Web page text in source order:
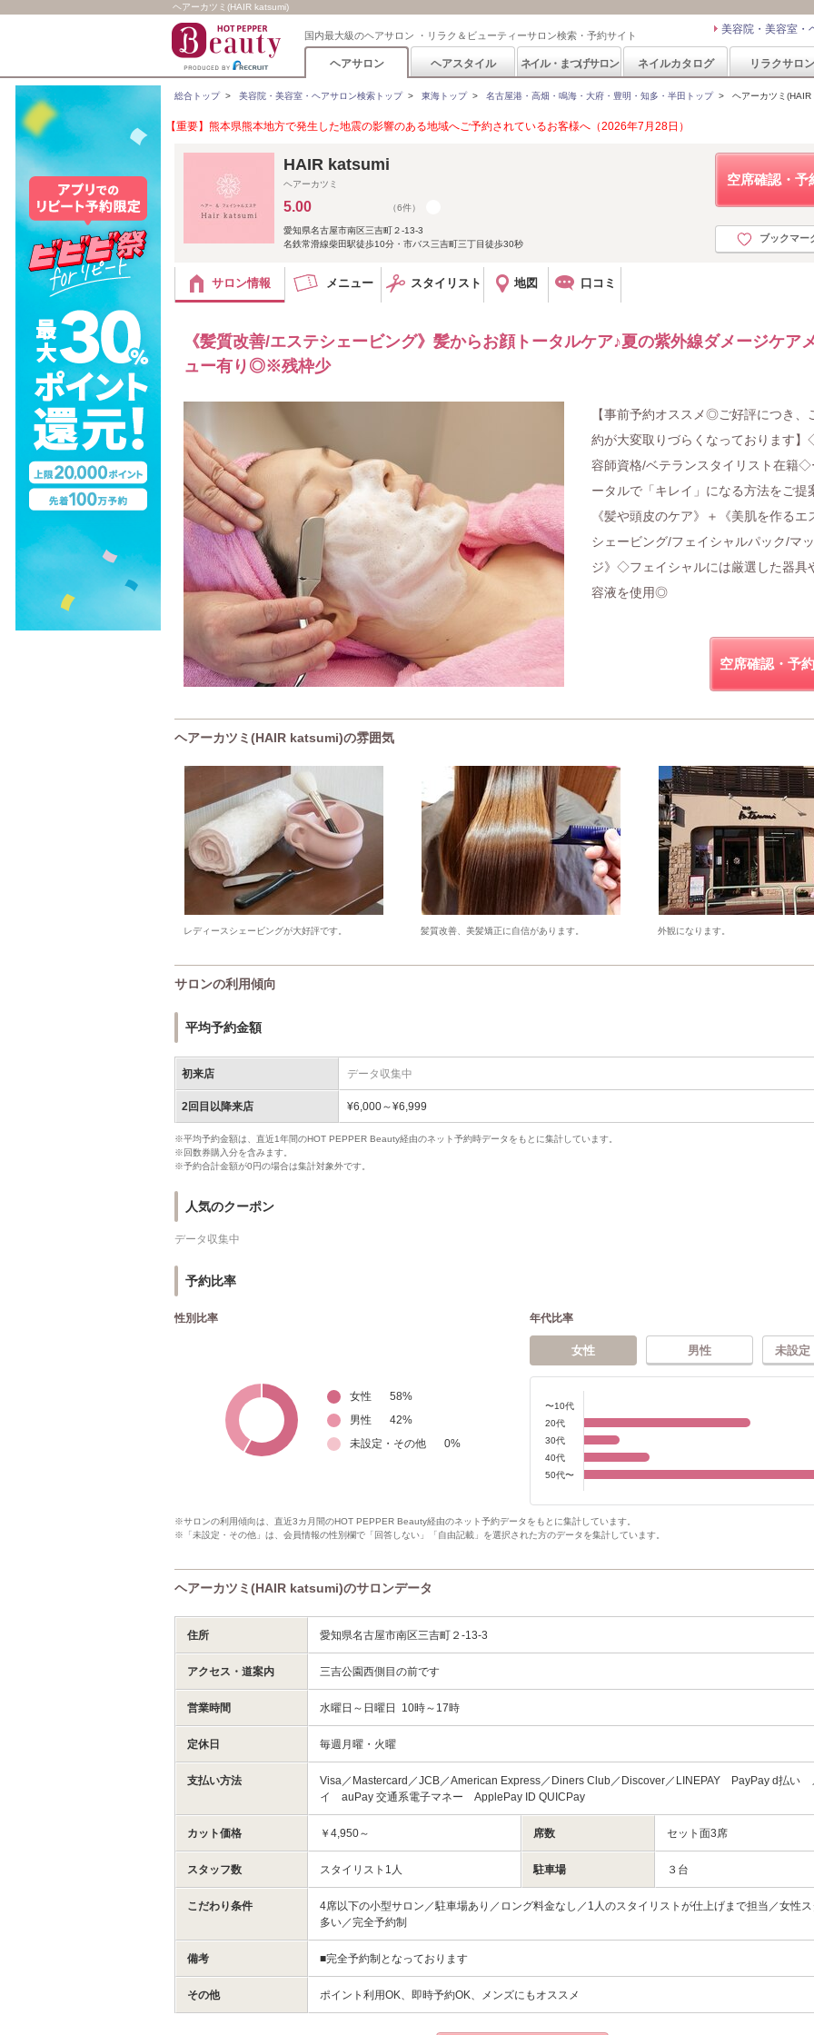
ヘアーカツミ(HAIR katsumi)
国内最大級のヘアサロン ・リラク＆ビューティーサロン検索・予約サイト 美容院・美容室・
ヘアサロン ヘアスタイル ネイル・まつげサロン ネイルカタログ リラクサロン
総合トップ> 美容院・美容室・ヘアサロン検索トップ> 東海トップ> 名古屋港・高畑・鳴海・大府・豊明・知多・半田トップ> ヘアーカツミ(HAIR
【重要】熊本県熊本地方で発生した地震の影響のある地域へご予約されているお客様へ（2026年7月28日）
空席確認・予
ブックマー
HAIR katsumi
ヘアーカツミ
5.00 （6件）
愛知県名古屋市南区三吉町２-13-3
名鉄常滑線柴田駅徒歩10分・市バス三吉町三丁目徒歩30秒
サロン情報 メニュー スタイリスト 地図 口コミ
《髪質改善/エステシェービング》髪からお顔トータルケア♪夏の紫外線ダメージケア
ュー有り◎※残枠少
【事前予約オススメ◎ご好評につき、
約が大変取りづらくなっております
容師資格/ベテランスタイリスト在籍◇
ータルで「キレイ」になる方法をご提
《髪や頭皮のケア》＋《美肌を作るエ
シェービング/フェイシャルパック/マ
ジ》◇フェイシャルには厳選した器具
容液を使用◎
空席確認・予
ヘアーカツミ(HAIR katsumi)の雰囲気
レディースシェービングが大好評です。 髪質改善、美髪矯正に自信があります。 外観になります。
サロンの利用傾向
平均予約金額
初来店 データ収集中
2回目以降来店 ¥6,000～¥6,999
※平均予約金額は、直近1年間のHOT PEPPER Beauty経由のネット予約時データをもとに集計しています。
※回数券購入分を含みます。
※予約合計金額が0円の場合は集計対象外です。
人気のクーポン
データ収集中
予約比率
性別比率
女性 58%
男性
42%
未設定・その他
0%
年代比率
女性 男性 未設定
〜10代
20代
30代
40代
50代〜
※サロンの利用傾向は、直近3カ月間のHOT PEPPER Beauty経由のネット予約データをもとに集計しています。
※「未設定・その他」は、会員情報の性別欄で「回答しない」「自由記載」を選択された方のデータを集計しています。
ヘアーカツミ(HAIR katsumi)のサロンデータ
住所 愛知県名古屋市南区三吉町２-13-3
アクセス・道案内 三吉公園西側目の前です
営業時間 水曜日～日曜日 10時～17時
定休日 毎週月曜・火曜
支払い方法
Visa／Mastercard／JCB／American Express／Diners Club／Discover／LINEPAY PayPay d払い
イ auPay 交通系電子マネー ApplePay ID QUICPay
カット価格 ￥4,950～ 席数 セット面3席
スタッフ数 スタイリスト1人 駐車場 ３台
こだわり条件
4席以下の小型サロン／駐車場あり／ロング料金なし／1人のスタイリストが仕上げまで担当／女性
多い／完全予約制
備考 ■完全予約制となっております
その他 ポイント利用OK、即時予約OK、メンズにもオススメ